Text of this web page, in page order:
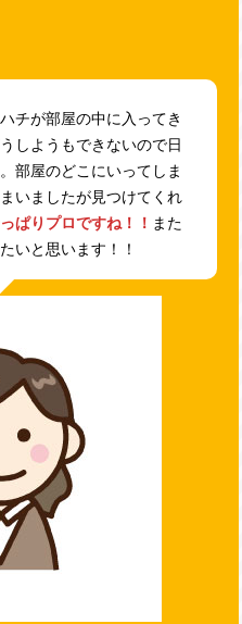
チが部屋の中に入ってき
しようもできないので日
部屋のどこにいってしま
いましたが見つけてくれ
ぱりプロですね！！ また
いと思います！！